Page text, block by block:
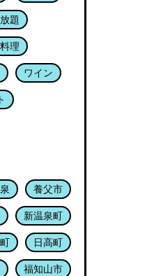
題
理
ワイン
養父市
新温泉町
日高町
福知山市